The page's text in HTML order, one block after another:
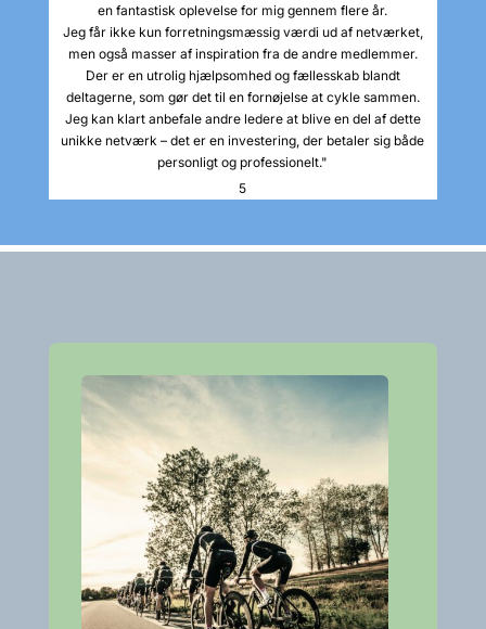
en fantastisk oplevelse for mig gennem flere år.
Jeg får ikke kun forretningsmæssig værdi ud af netværket,
men også masser af inspiration fra de andre medlemmer.
Der er en utrolig hjælpsomhed og fællesskab blandt
deltagerne, som gør det til en fornøjelse at cykle sammen.
Jeg kan klart anbefale andre ledere at blive en del af dette
unikke netværk – det er en investering, der betaler sig både
personligt og professionelt."
5